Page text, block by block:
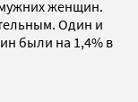
женщин.
Один и
были на 1,4% в